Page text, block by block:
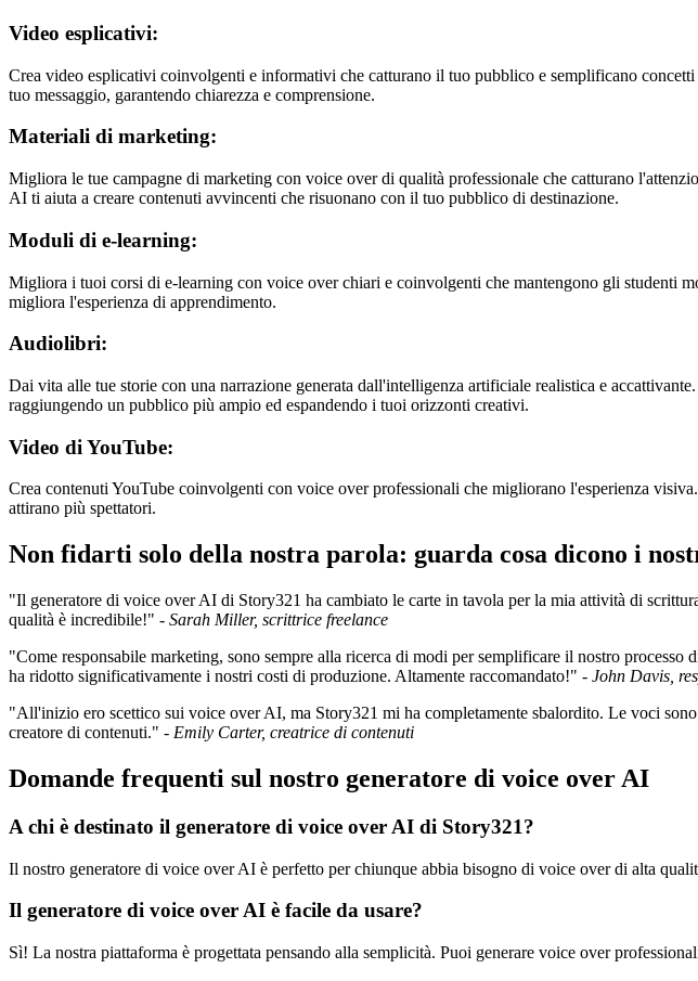
Video esplicativi:
Crea video esplicativi coinvolgenti e informativi che catturano il tuo pubblico e semplificano
tuo messaggio, garantendo chiarezza e comprensione.
Materiali di marketing:
Migliora le tue campagne di marketing con voice over di qualità professionale che catturano
AI ti aiuta a creare contenuti avvincenti che risuonano con il tuo pubblico di destinazione.
Moduli di e-learning:
Migliora i tuoi corsi di e-learning con voice over chiari e coinvolgenti che mantengono gli studenti
migliora l'esperienza di apprendimento.
Audiolibri:
Dai vita alle tue storie con una narrazione generata dall'intelligenza artificiale realistica e
raggiungendo un pubblico più ampio ed espandendo i tuoi orizzonti creativi.
Video di YouTube:
Crea contenuti YouTube coinvolgenti con voice over professionali che migliorano l'esperienza
attirano più spettatori.
Non fidarti solo della nostra parola: guarda cosa dicono i
"Il generatore di voice over AI di Story321 ha cambiato le carte in tavola per la mia attività di
qualità è incredibile!" - Sarah Miller, scrittrice freelance
"Come responsabile marketing, sono sempre alla ricerca di modi per semplificare il nostro
ha ridotto significativamente i nostri costi di produzione. Altamente raccomandato!" - John Davis,
"All'inizio ero scettico sui voice over AI, ma Story321 mi ha completamente sbalordito. Le voci
creatore di contenuti." - Emily Carter, creatrice di contenuti
Domande frequenti sul nostro generatore di voice over AI
A chi è destinato il generatore di voice over AI di Story321?
Il nostro generatore di voice over AI è perfetto per chiunque abbia bisogno di voice over di alta
Il generatore di voice over AI è facile da usare?
Sì! La nostra piattaforma è progettata pensando alla semplicità. Puoi generare voice over